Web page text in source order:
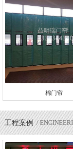
棉门帘
工程案例 /